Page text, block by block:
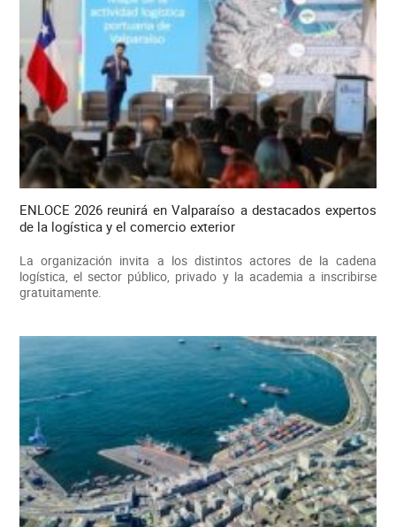
ENLOCE 2026 reunirá en Valparaíso a destacados expertos
de la logística y el comercio exterior
La organización invita a los distintos actores de la cadena
logística, el sector público, privado y la academia a inscribirse
gratuitamente.